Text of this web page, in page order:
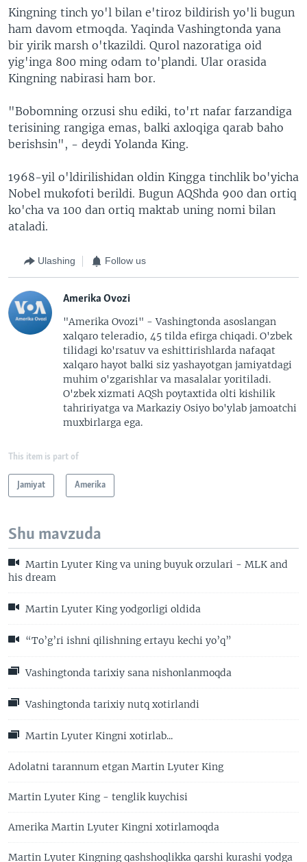
Kingning tinch yo'l bilan e'tiroz bildirish yo'li bugun
ham davom etmoqda. Yaqinda Vashingtonda yana
bir yirik marsh o'tkazildi. Qurol nazoratiga oid
yig'inga 800 ming odam to'plandi. Ular orasida
Kingning nabirasi ham bor.
"Bobomning orzusi shu ediki, to'rt nafar farzandiga
terisining rangiga emas, balki axloqiga qarab baho
berishsin", - deydi Yolanda King.
1968-yil o'ldirilishidan oldin Kingga tinchlik bo'yicha
Nobel mukofoti berildi. Bugun AQShda 900 dan ortiq
ko'cha va 100 dan ortiq maktab uning nomi bilan
ataladi.
Ulashing Follow us
Amerika Ovozi
"Amerika Ovozi" - Vashingtonda asoslangan
xalqaro teleradio, 45 tilda efirga chiqadi. O'zbek
tilidagi ko'rsatuv va eshittirishlarda nafaqat
xalqaro hayot balki siz yashayotgan jamiyatdagi
muhim o'zgarishlar va masalalar yoritiladi.
O'zbek xizmati AQSh poytaxtida olti kishilik
tahririyatga va Markaziy Osiyo bo'ylab jamoatchi
muxbirlarga ega.
This item is part of
Jamiyat Amerika
Shu mavzuda
Martin Lyuter King va uning buyuk orzulari - MLK and
his dream
Martin Lyuter King yodgorligi oldida
“To’g’ri ishni qilishning ertayu kechi yo’q”
Vashingtonda tarixiy sana nishonlanmoqda
Vashingtonda tarixiy nutq xotirlandi
Martin Lyuter Kingni xotirlab...
Adolatni tarannum etgan Martin Lyuter King
Martin Lyuter King - tenglik kuychisi
Amerika Martin Lyuter Kingni xotirlamoqda
Martin Lyuter Kingning qashshoqlikka qarshi kurashi yodga